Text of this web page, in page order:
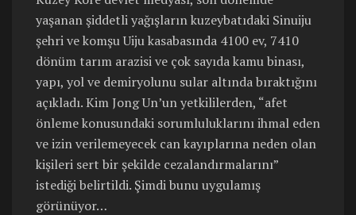
yaşanan şiddetli yağışların kuzeybatıdaki Sinuiju
şehri ve komşu Uiju kasabasında 4100 ev, 7410
dönüm tarım arazisi ve çok sayıda kamu binası,
yapı, yol ve demiryolunu sular altında bıraktığını
açıkladı. Kim Jong Un’un yetkililerden, “afet
önleme konusundaki sorumluluklarını ihmal eden
ve izin verilemeyecek can kayıplarına neden olan
kişileri sert bir şekilde cezalandırmalarını”
istediği belirtildi. Şimdi bunu uygulamış
görünüyor…